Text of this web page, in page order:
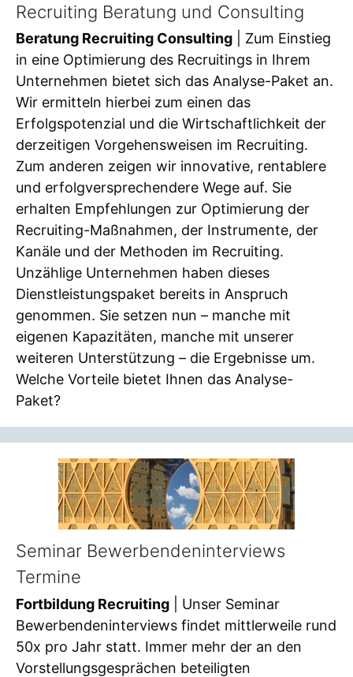
Recruiting Beratung und Consulting
Beratung Recruiting Consulting | Zum Einstieg
in eine Optimierung des Recruitings in Ihrem
Unternehmen bietet sich das Analyse-Paket an.
Wir ermitteln hierbei zum einen das
Erfolgspotenzial und die Wirtschaftlichkeit der
derzeitigen Vorgehensweisen im Recruiting.
Zum anderen zeigen wir innovative, rentablere
und erfolgversprechendere Wege auf. Sie
erhalten Empfehlungen zur Optimierung der
Recruiting-Maßnahmen, der Instrumente, der
Kanäle und der Methoden im Recruiting.
Unzählige Unternehmen haben dieses
Dienstleistungspaket bereits in Anspruch
genommen. Sie setzen nun – manche mit
eigenen Kapazitäten, manche mit unserer
weiteren Unterstützung – die Ergebnisse um.
Welche Vorteile bietet Ihnen das Analyse-
Paket?
Seminar Bewerbendeninterviews
Termine
Fortbildung Recruiting | Unser Seminar
Bewerbendeninterviews findet mittlerweile rund
50x pro Jahr statt. Immer mehr der an den
Vorstellungsgesprächen beteiligten